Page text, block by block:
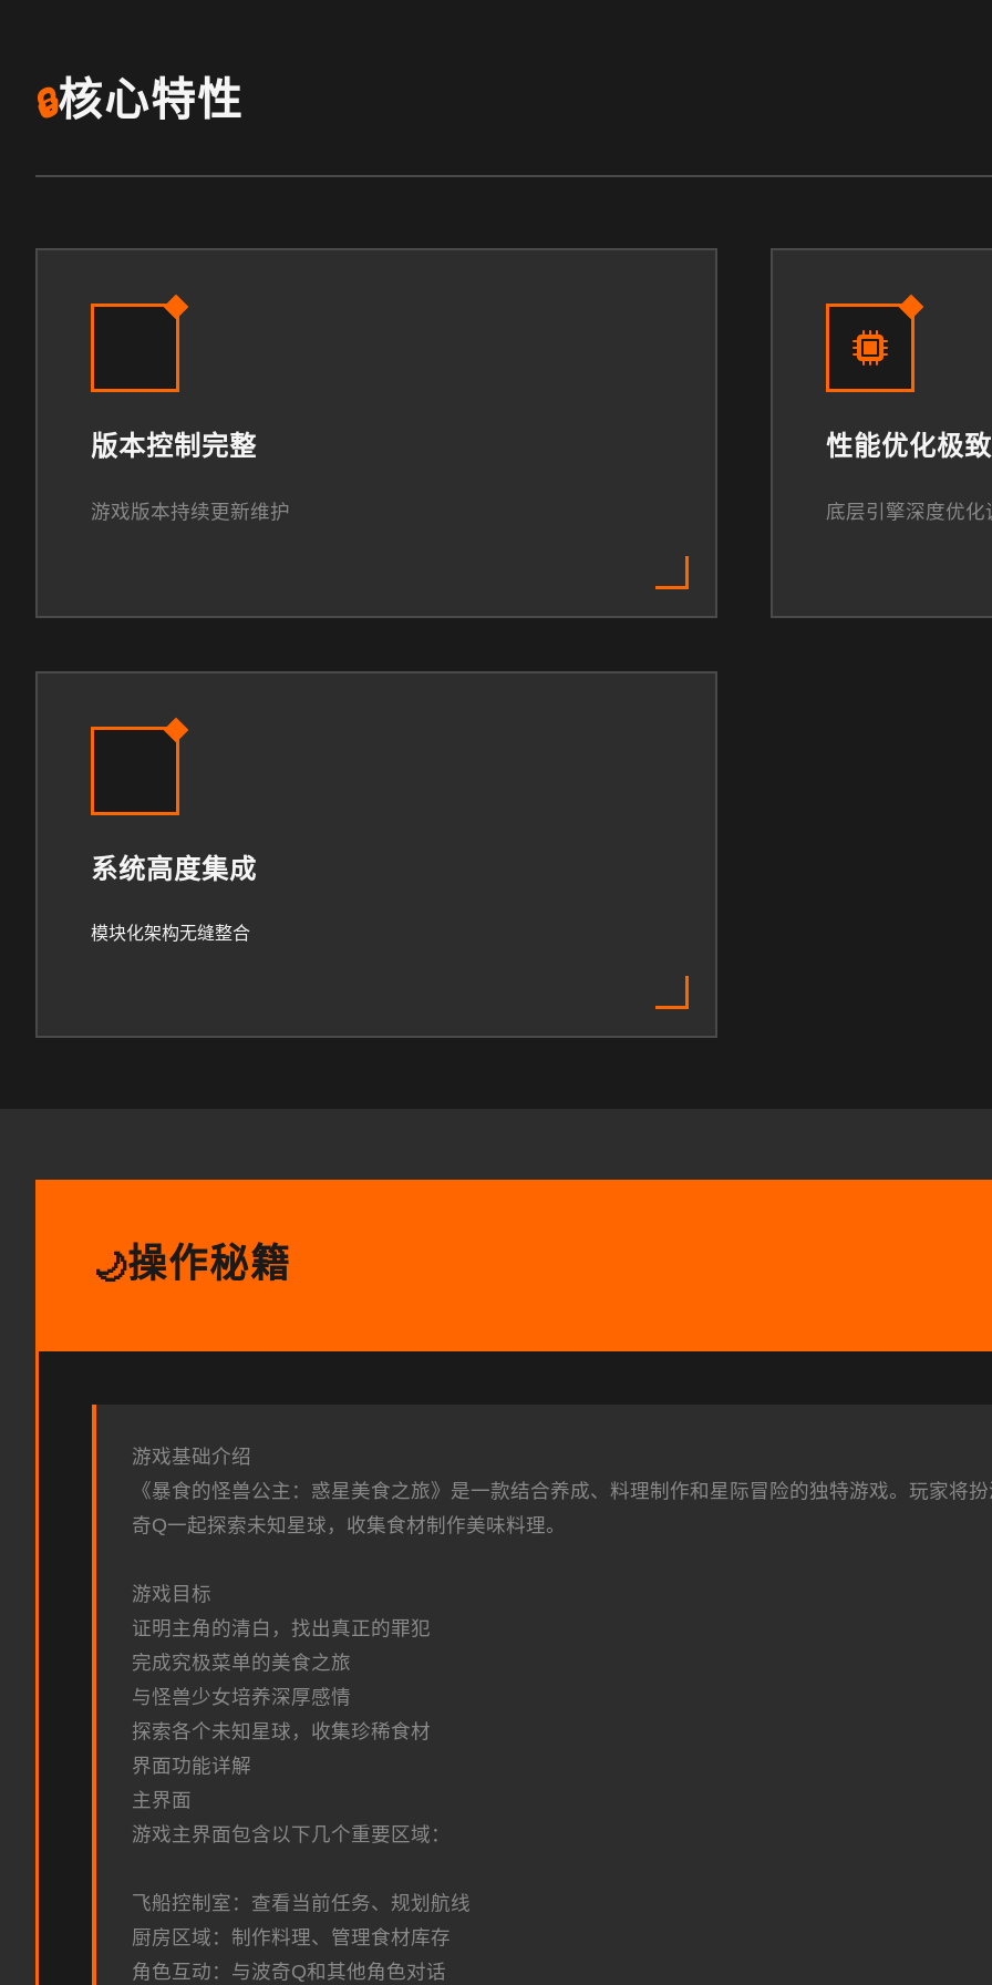
🔒核心特性
版本控制完整
游戏版本持续更新维护
性能优化极致
底层引擎深度优化
系统高度集成
模块化架构无缝整合
🌙操作秘籍
游戏基础介绍
《暴食的怪兽公主：惑星美食之旅》是一款结合养成、料理制作和星际冒险的独特游戏。玩家将
奇Q一起探索未知星球，收集食材制作美味料理。
游戏目标
证明主角的清白，找出真正的罪犯
完成究极菜单的美食之旅
与怪兽少女培养深厚感情
探索各个未知星球，收集珍稀食材
界面功能详解
主界面
游戏主界面包含以下几个重要区域：
飞船控制室：查看当前任务、规划航线
厨房区域：制作料理、管理食材库存
角色互动：与波奇Q和其他角色对话